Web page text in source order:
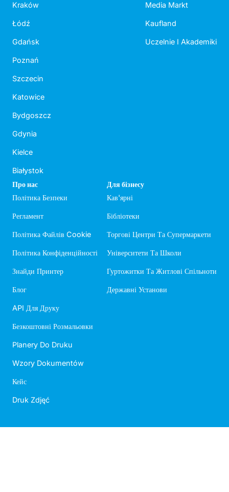
Kraków
Łódź
Gdańsk
Poznań
Szczecin
Katowice
Bydgoszcz
Gdynia
Kielce
Białystok
Media Markt
Kaufland
Uczelnie I Akademiki
Про нас
Політика Безпеки
Регламент
Політика Файлів Cookie
Політика Конфіденційності
Знайди Принтер
Блог
API Для Друку
Безкоштовні Розмальовки
Planery Do Druku
Wzory Dokumentów
Кейс
Druk Zdjęć
Для бізнесу
Кав'ярні
Бібліотеки
Торгові Центри Та Супермаркети
Університети Та Школи
Гуртожитки Та Житлові Спільноти
Державні Установи